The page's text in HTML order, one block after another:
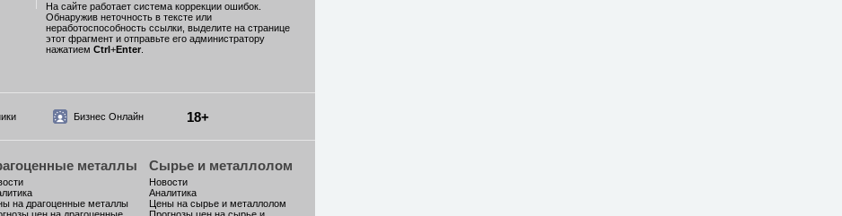
На сайте работает система коррекции ошибок.
Обнаружив неточность в тексте или
неработоспособность ссылки, выделите на странице
этот фрагмент и отправьте его администратору
нажатием Ctrl +Enter.
Бизнес Онлайн 18+
металлы
на драгоценные металлы
Сырье и металлолом
Новости
Аналитика
Цены на сырье и металлолом